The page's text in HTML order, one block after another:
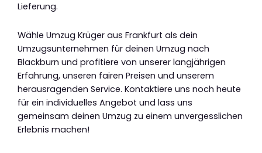
Lieferung.
Wähle Umzug Krüger aus Frankfurt als dein
Umzugsunternehmen für deinen Umzug nach
Blackburn und profitiere von unserer langjährigen
Erfahrung, unseren fairen Preisen und unserem
herausragenden Service. Kontaktiere uns noch heute
für ein individuelles Angebot und lass uns
gemeinsam deinen Umzug zu einem unvergesslichen
Erlebnis machen!